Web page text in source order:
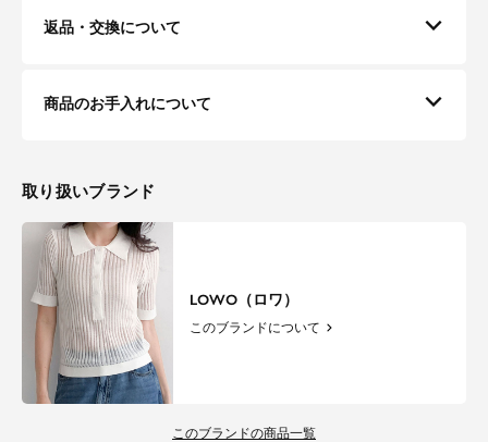
返品・交換について
商品のお手入れについて
取り扱いブランド
LOWO（ロワ）
このブランドについて
このブランドの商品一覧